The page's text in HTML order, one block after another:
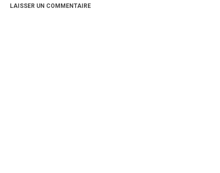
LAISSER UN COMMENTAIRE